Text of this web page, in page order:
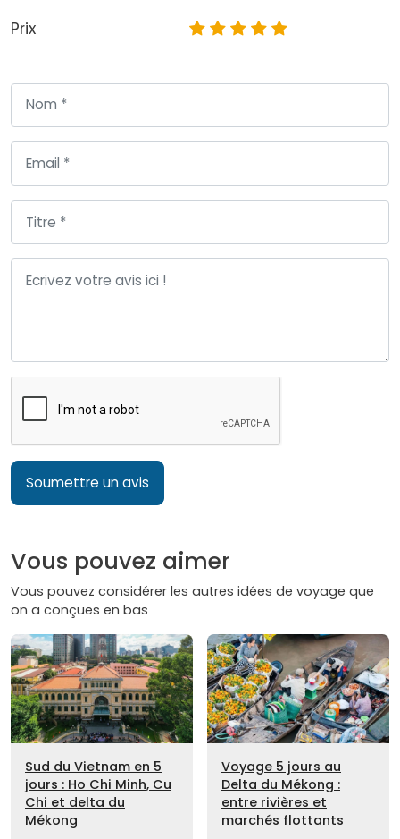
Prix
Soumettre un avis
Vous pouvez aimer
Vous pouvez considérer les autres idées de voyage que
on a conçues en bas
Sud du Vietnam en 5
jours : Ho Chi Minh, Cu
Chi et delta du
Mékong
Voyage 5 jours au
Delta du Mékong :
entre rivières et
marchés flottants